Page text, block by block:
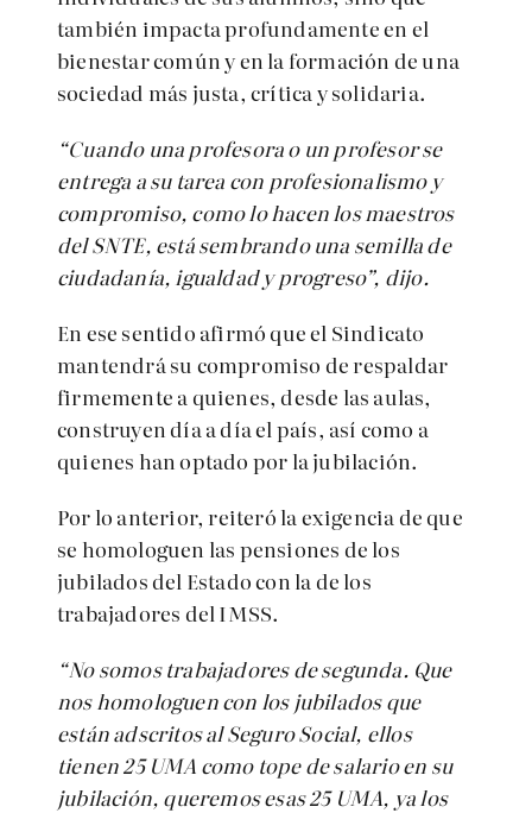
también impacta profundamente en el
bienestar común y en la formación de una
sociedad más justa, crítica y solidaria.
“Cuando una profesora o un profesor se
entrega a su tarea con profesionalismo y
compromiso, como lo hacen los maestros
del SNTE, está sembrando una semilla de
ciudadanía, igualdad y progreso”, dijo.
En ese sentido afirmó que el Sindicato
mantendrá su compromiso de respaldar
firmemente a quienes, desde las aulas,
construyen día a día el país, así como a
quienes han optado por la jubilación.
Por lo anterior, reiteró la exigencia de que
se homologuen las pensiones de los
jubilados del Estado con la de los
trabajadores del IMSS.
“No somos trabajadores de segunda. Que
nos homologuen con los jubilados que
están adscritos al Seguro Social, ellos
tienen 25 UMA como tope de salario en su
jubilación, queremos esas 25 UMA, ya los